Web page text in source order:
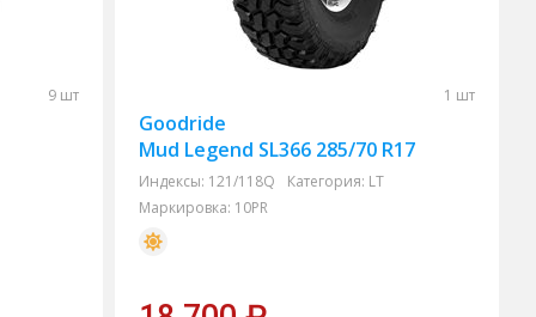
9 шт 1 шт
Goodride
Mud Legend SL366 285/70 R17
Индексы: 121/118Q Категория: LT
Маркировка: 10PR